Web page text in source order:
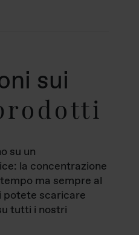
sui
su un
la concentrazione
ma sempre al
scaricare
tutti i nostri